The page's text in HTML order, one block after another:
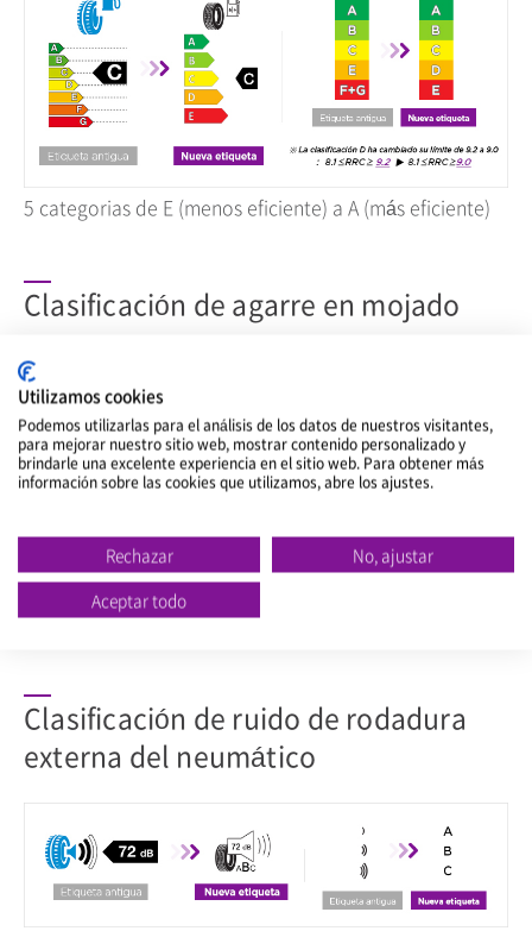
5 categorias de E (menos eficiente) a A (más eficiente)
Clasificación de agarre en mojado
5 categorias de E (distancias de frenado más largas) a A
(distancias de frenado más cortas)
Clasificación de ruido de rodadura
externa del neumático
Utilizamos cookies
Podemos utilizarlas para el análisis de los datos de nuestros visitantes,
para mejorar nuestro sitio web, mostrar contenido personalizado y
brindarle una excelente experiencia en el sitio web. Para obtener más
información sobre las cookies que utilizamos, abre los ajustes.
Rechazar
No, ajustar
Aceptar todo